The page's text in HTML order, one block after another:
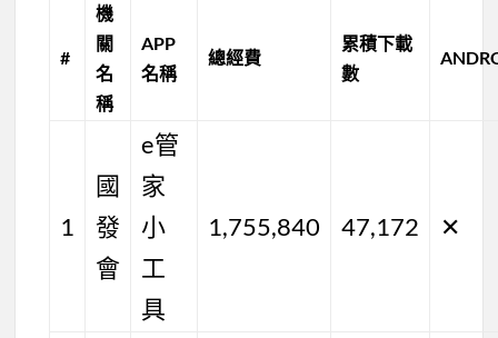
#
機
關
名
稱
APP
名稱
總經費
累積下載
數
1
國
發
會
e管
家
小
工
具
1,755,840 47,172 ✕